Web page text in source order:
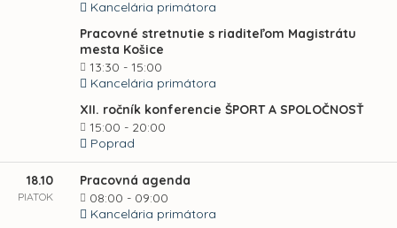
Kancelária primátora
Pracovné stretnutie s riaditeľom Magistrátu
mesta Košice
13:30 - 15:00
Kancelária primátora
XII. ročník konferencie ŠPORT A SPOLOČNOSŤ
15:00 - 20:00
Poprad
18.10
PIATOK
Pracovná agenda
08:00 - 09:00
Kancelária primátora